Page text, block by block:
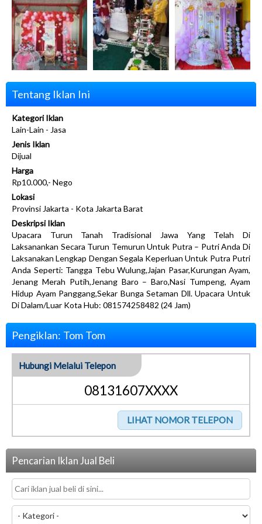
Tentang Iklan Ini
Kategori Iklan
Lain-Lain - Jasa
Jenis Iklan
Dijual
Harga
Rp10.000,- Nego
Lokasi
Provinsi Jakarta - Kota Jakarta Barat
Deskripsi Iklan
Upacara Turun Tanah Tradisional Jawa Yang Telah Di
Laksanankan Secara Turun Temurun Untuk Putra – Putri Anda Di
Laksanakan Lengkap Dengan Segala Keperluan Untuk Putra Putri
Anda Seperti: Tangga Tebu Wulung,Jajan Pasar,Kurungan Ayam,
Jenang Merah Putih,Jenang Baro – Baro,Nasi Tumpeng, Ayam
Hidup Ayam Panggang,Sekar Bunga Setaman Dll. Upacara Untuk
Di Dalam/Luar Kota Hub: 081574258482 (24 Jam)
Pengiklan: Tom Tom
Hubungi Melalui Telepon
08131607XXXX
Pencarian Iklan Jual Beli